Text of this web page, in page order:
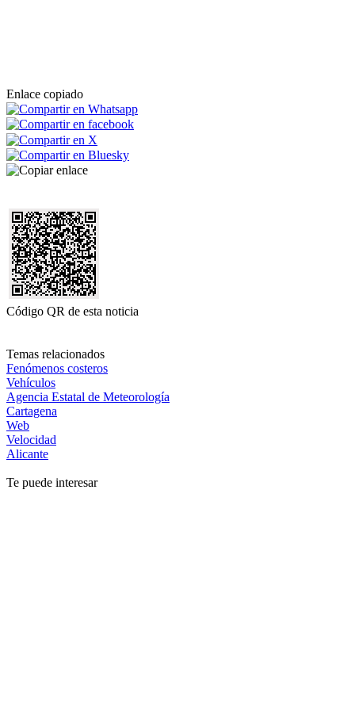
Enlace copiado
Código QR de esta noticia
Temas relacionados
Fenómenos costeros
Vehículos
Agencia Estatal de Meteorología
Cartagena
Web
Velocidad
Alicante
Te puede interesar